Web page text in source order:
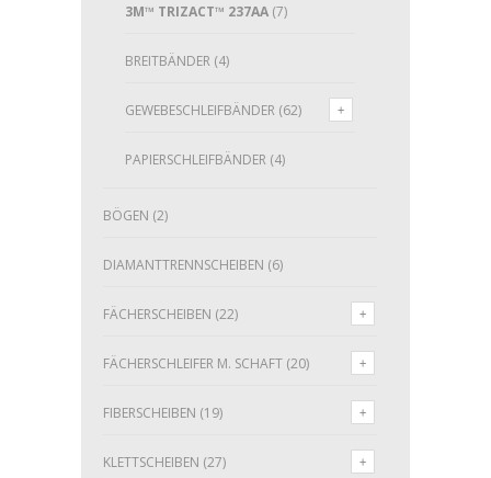
3M™ TRIZACT™ 237AA (7)
BREITBÄNDER (4)
GEWEBESCHLEIFBÄNDER (62)
PAPIERSCHLEIFBÄNDER (4)
BÖGEN (2)
DIAMANTTRENNSCHEIBEN (6)
FÄCHERSCHEIBEN (22)
FÄCHERSCHLEIFER M. SCHAFT (20)
FIBERSCHEIBEN (19)
KLETTSCHEIBEN (27)